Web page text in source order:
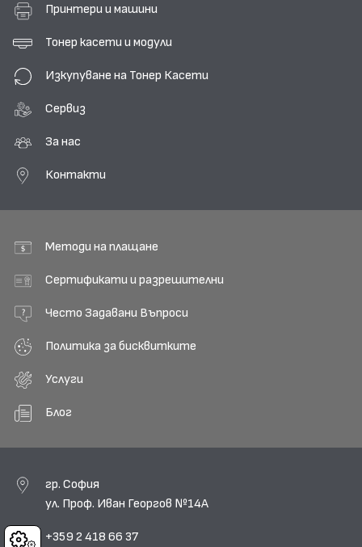
Cookies
Принтери и машини
Тонер касети и модули
Изкупуване на Тонер Касети
Сервиз
За нас
Контакти
Методи на плащане
Сертификати и разрешителни
Често Задавани Въпроси
Политика за бисквитките
Услуги
Блог
гр. София
ул. Проф. Иван Георгов №14А
+359 2 418 66 37